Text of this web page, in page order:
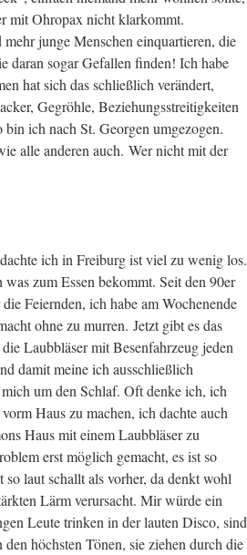
mit Ohropax nicht klarkommt.
junge Menschen einquartieren, die
daran sogar Gefallen finden! Ich habe
hat sich das schließlich verändert,
Gegröhle, Beziehungsstreitigkeiten
ich nach St. Georgen umgezogen.
alle anderen auch. Wer nicht mit der
ich in Freiburg ist viel zu wenig los.
zum Essen bekommt. Seit den 90er
Feiernden, ich habe am Wochenende
ohne zu murren. Jetzt gibt es das
Laubbläser mit Besenfahrzeug jeden
damit meine ich ausschließlich
um den Schlaf. Oft denke ich, ich
Haus zu machen, ich dachte auch
Haus mit einem Laubbläser zu
erst möglich gemacht, es ist so
laut schallt als vorher, da denkt wohl
Lärm verursacht. Mir würde ein
Leute trinken in der lauten Disco, sind
höchsten Tönen, sie ziehen durch die